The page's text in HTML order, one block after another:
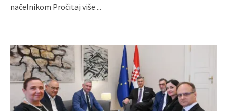
načelnikom Pročitaj više ...